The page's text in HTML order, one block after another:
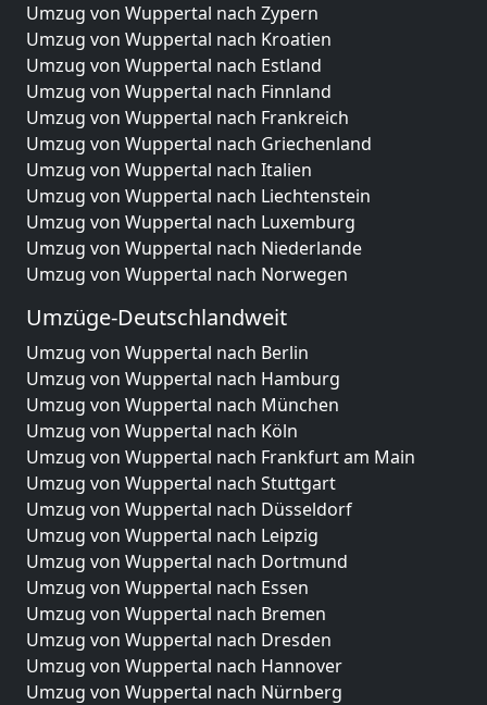
Umzug von Wuppertal nach Zypern
Umzug von Wuppertal nach Kroatien
Umzug von Wuppertal nach Estland
Umzug von Wuppertal nach Finnland
Umzug von Wuppertal nach Frankreich
Umzug von Wuppertal nach Griechenland
Umzug von Wuppertal nach Italien
Umzug von Wuppertal nach Liechtenstein
Umzug von Wuppertal nach Luxemburg
Umzug von Wuppertal nach Niederlande
Umzug von Wuppertal nach Norwegen
Umzüge-Deutschlandweit
Umzug von Wuppertal nach Berlin
Umzug von Wuppertal nach Hamburg
Umzug von Wuppertal nach München
Umzug von Wuppertal nach Köln
Umzug von Wuppertal nach Frankfurt am Main
Umzug von Wuppertal nach Stuttgart
Umzug von Wuppertal nach Düsseldorf
Umzug von Wuppertal nach Leipzig
Umzug von Wuppertal nach Dortmund
Umzug von Wuppertal nach Essen
Umzug von Wuppertal nach Bremen
Umzug von Wuppertal nach Dresden
Umzug von Wuppertal nach Hannover
Umzug von Wuppertal nach Nürnberg